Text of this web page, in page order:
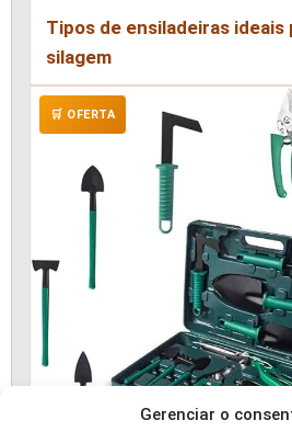
Gerenciar o
Tipos de ensiladeiras ideais
silagem
🛒 OFERTA